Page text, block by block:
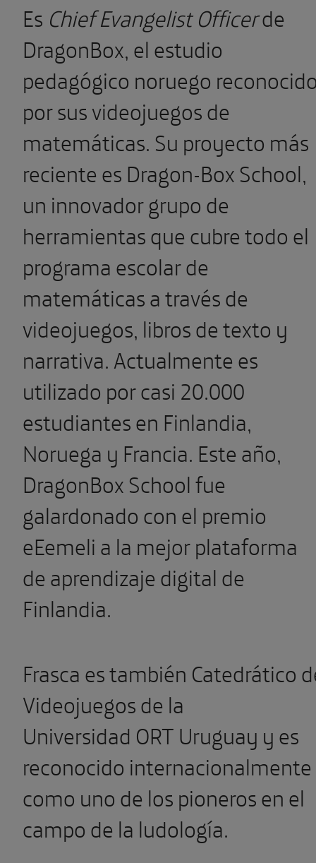
Es Chief Evangelist Officerde
DragonBox, el estudio
pedagógico noruego
por sus videojuegos de
matemáticas. Su proyecto más
reciente es Dragon-Box School,
un innovador grupo de
herramientas que cubre todo el
programa escolar de
matemáticas a través de
videojuegos, libros de texto y
narrativa. Actualmente es
utilizado por casi 20.000
estudiantes en Finlandia,
Noruega y Francia. Este año,
DragonBox School fue
galardonado con el premio
eEemeli a la mejor plataforma
de aprendizaje digital de
Finlandia.
Frasca es también Catedrático
Videojuegos de la
Universidad ORT Uruguay y es
reconocido internacionalmente
como uno de los pioneros en el
campo de la ludología.